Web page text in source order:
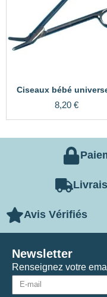
Ciseaux bébé
8,20 €
Avis Vérifiés
Renseignez votre
Newsletter